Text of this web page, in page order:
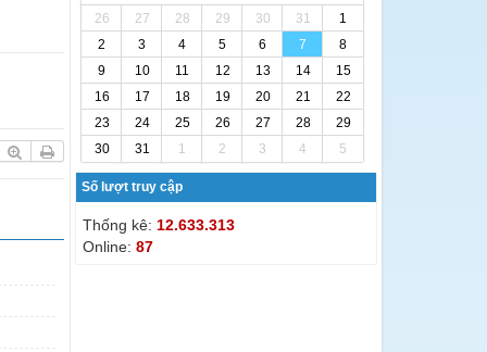
26 27 28 29 30 31
1
2
3 4 5 6 7
8
9
10 11 12 13 14
15
16
17 18 19 20 21
22
23
24 25 26 27 28
29
30
31 1 2 3 4 5
Số lượt truy cập
Thống kê: 12.633.313
Online: 87